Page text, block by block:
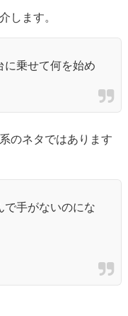
します。
に乗せて何を始め
のネタではあります
で手がないのにな